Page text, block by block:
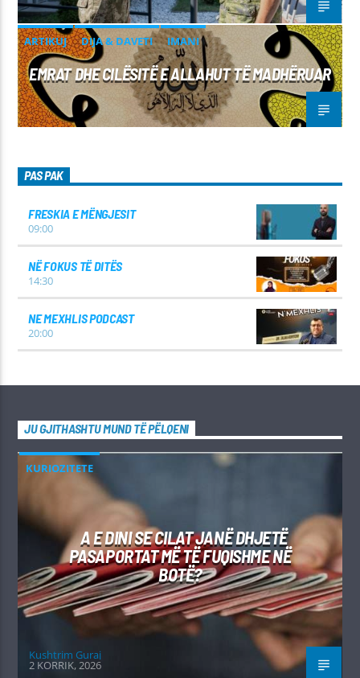
ARTIKUJ DIJA & DAVETI IMANI
EMRAT DHE CILËSITË E ALLAHUT TË MADHËRUAR
PAS PAK
FRESKIA E MËNGJESIT
09:00
NË FOKUS TË DITËS
14:30
NE MEXHLIS PODCAST
20:00
JU GJITHASHTU MUND TË PËLQENI
KURIOZITETE
A E DINI SE CILAT JANË DHJETË
PASAPORTAT MË TË FUQISHME NË
BOTË?
Kushtrim Guraj
2 KORRIK, 2026